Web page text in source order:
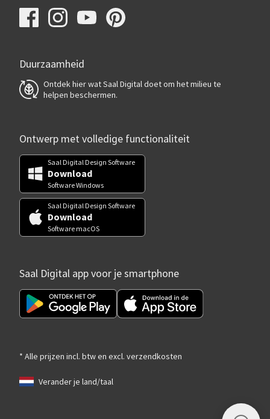
Duurzaamheid
Ontdek hier wat Saal Digital doet om het milieu te
helpen beschermen.
Ontwerp met volledige functionaliteit
Saal Digital Design Software
Download
Software Windows
Saal Digital Design Software
Download
Software macOS
Saal Digital app voor je smartphone
* Alle prijzen incl. btw en excl. verzendkosten
Verander je land/taal